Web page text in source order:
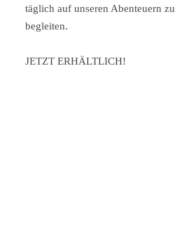
täglich auf unseren Abenteuern zu
begleiten.
JETZT ERHÄLTLICH!